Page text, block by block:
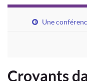
Une
Croyants